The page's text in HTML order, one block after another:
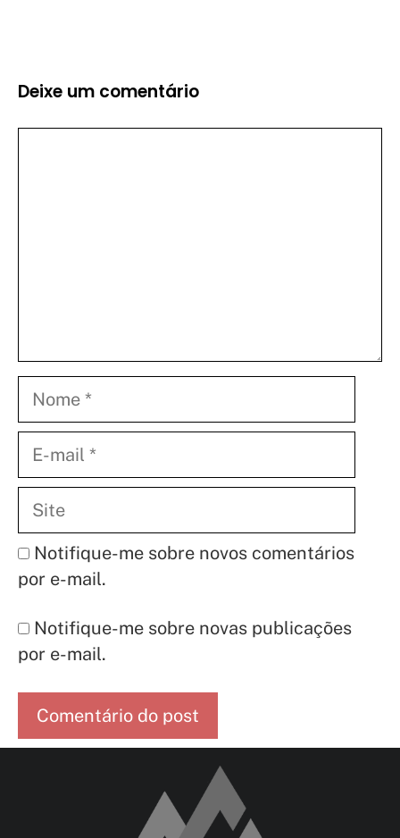
Deixe um comentário
mail
Notifique-me sobre novos comentários
por e-mail.
Notifique-me sobre novas publicações
por e-mail.